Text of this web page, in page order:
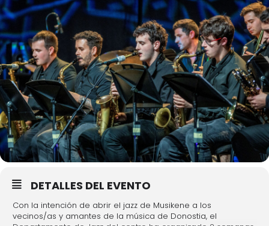
DETALLES DEL EVENTO
Con la intención de abrir el jazz de Musikene a los
vecinos/as y amantes de la música de Donostia, el